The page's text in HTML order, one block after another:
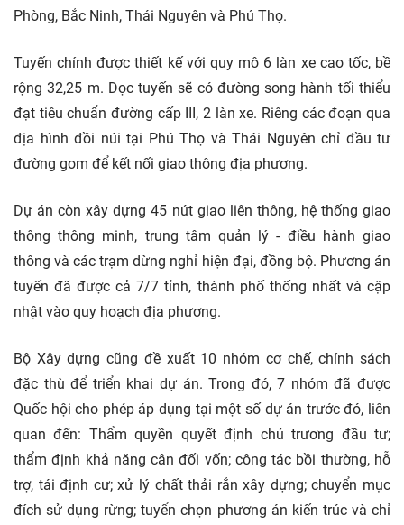
Phòng, Bắc Ninh, Thái Nguyên và Phú Thọ.
Tuyến chính được thiết kế với quy mô 6 làn xe cao tốc, bề
rộng 32,25 m. Dọc tuyến sẽ có đường song hành tối thiểu
đạt tiêu chuẩn đường cấp III, 2 làn xe. Riêng các đoạn qua
địa hình đồi núi tại Phú Thọ và Thái Nguyên chỉ đầu tư
đường gom để kết nối giao thông địa phương.
Dự án còn xây dựng 45 nút giao liên thông, hệ thống giao
thông thông minh, trung tâm quản lý - điều hành giao
thông và các trạm dừng nghỉ hiện đại, đồng bộ. Phương án
tuyến đã được cả 7/7 tỉnh, thành phố thống nhất và cập
nhật vào quy hoạch địa phương.
Bộ Xây dựng cũng đề xuất 10 nhóm cơ chế, chính sách
đặc thù để triển khai dự án. Trong đó, 7 nhóm đã được
Quốc hội cho phép áp dụng tại một số dự án trước đó, liên
quan đến: Thẩm quyền quyết định chủ trương đầu tư;
thẩm định khả năng cân đối vốn; công tác bồi thường, hỗ
trợ, tái định cư; xử lý chất thải rắn xây dựng; chuyển mục
đích sử dụng rừng; tuyển chọn phương án kiến trúc và chỉ